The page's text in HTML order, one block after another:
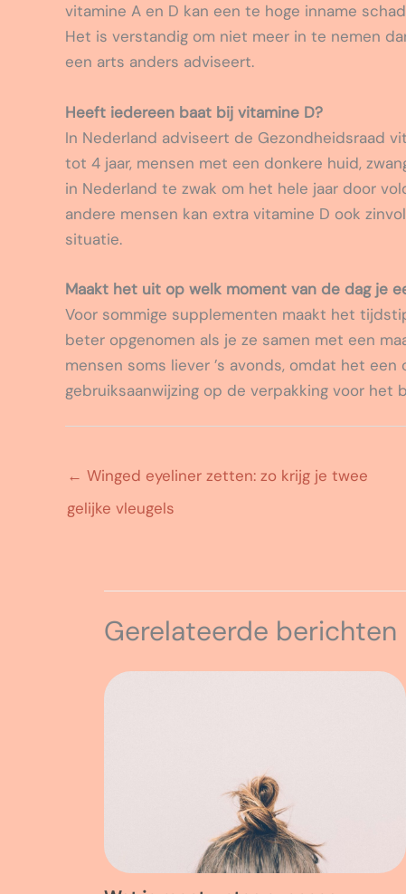
vitamine A en D kan een te hoge inname
Het is verstandig om niet meer in te nemen
een arts anders adviseert.
Heeft iedereen baat bij vitamine D?
In Nederland adviseert de Gezondheidsraad
tot 4 jaar, mensen met een donkere huid,
in Nederland te zwak om het hele jaar door
andere mensen kan extra vitamine D ook
situatie.
Maakt het uit op welk moment van de dag je
Voor sommige supplementen maakt het
beter opgenomen als je ze samen met een
mensen soms liever ’s avonds, omdat het
gebruiksaanwijzing op de verpakking voor het
← Winged eyeliner zetten: zo krijg je twee
gelijke vleugels
Gerelateerde berichten